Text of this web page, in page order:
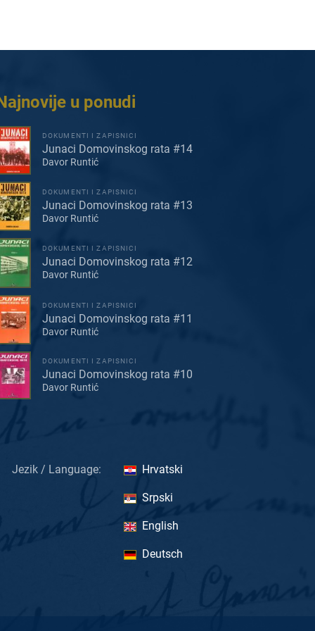
u ponudi
DOKUMENTI I ZAPISNICI
Junaci Domovinskog rata #14
Davor Runtić
DOKUMENTI I ZAPISNICI
Junaci Domovinskog rata #13
Davor Runtić
DOKUMENTI I ZAPISNICI
Junaci Domovinskog rata #12
Davor Runtić
DOKUMENTI I ZAPISNICI
Junaci Domovinskog rata #11
Davor Runtić
DOKUMENTI I ZAPISNICI
Junaci Domovinskog rata #10
Davor Runtić
Jezik / Language: Hrvatski
Srpski
English
Deutsch